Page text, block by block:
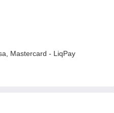
Mastercard - LiqPay